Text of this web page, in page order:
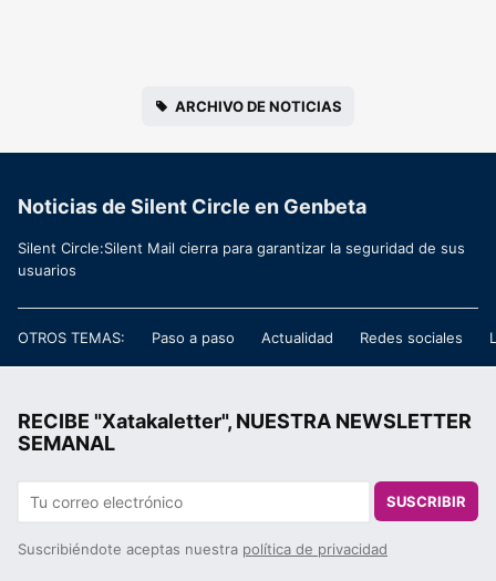
ARCHIVO DE NOTICIAS
Noticias de Silent Circle en Genbeta
Silent Circle:Silent Mail cierra para garantizar la seguridad de sus
usuarios
OTROS TEMAS: Paso a paso Actualidad Redes sociales
RECIBE "Xatakaletter", NUESTRA NEWSLETTER
SEMANAL
SUSCRIBIR
Suscribiéndote aceptas nuestra política de privacidad